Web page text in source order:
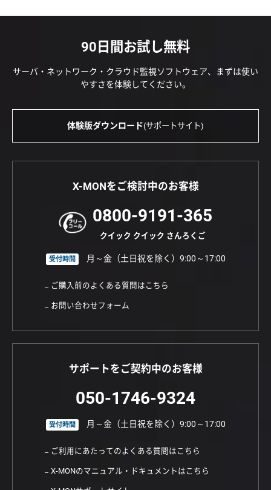
90日間お試し無料
サーバ・ネットワーク・クラウド監視ソフトウェア、まずは使い
やすさを体験してください。
体験版ダウンロード(サポートサイト)
X-MONをご検討中のお客様
0800-9191-365
クイック クイック さんろくご
受付時間 月～金（土日祝を除く）9:00～17:00
ご購入前のよくある質問はこちら
お問い合わせフォーム
サポートをご契約中のお客様
050-1746-9324
受付時間 月～金（土日祝を除く）9:00～17:00
ご利用にあたってのよくある質問はこちら
X-MONのマニュアル・ドキュメントはこちら